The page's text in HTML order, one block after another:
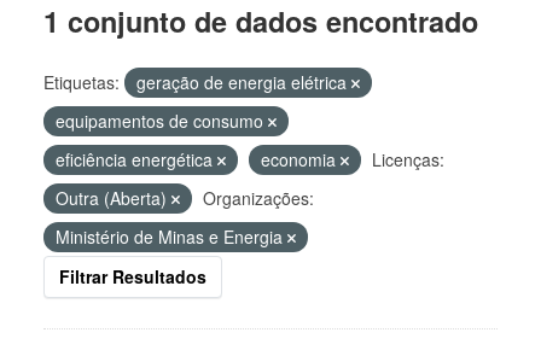
1 conjunto de dados encontrado
Etiquetas:
geração de energia elétrica
equipamentos de consumo
eficiência energética
economia
Licenças:
Outra (Aberta)
Organizações:
Ministério de Minas e Energia
Filtrar Resultados